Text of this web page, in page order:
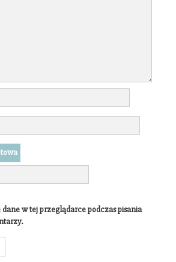
w tej przeglądarce podczas pisania